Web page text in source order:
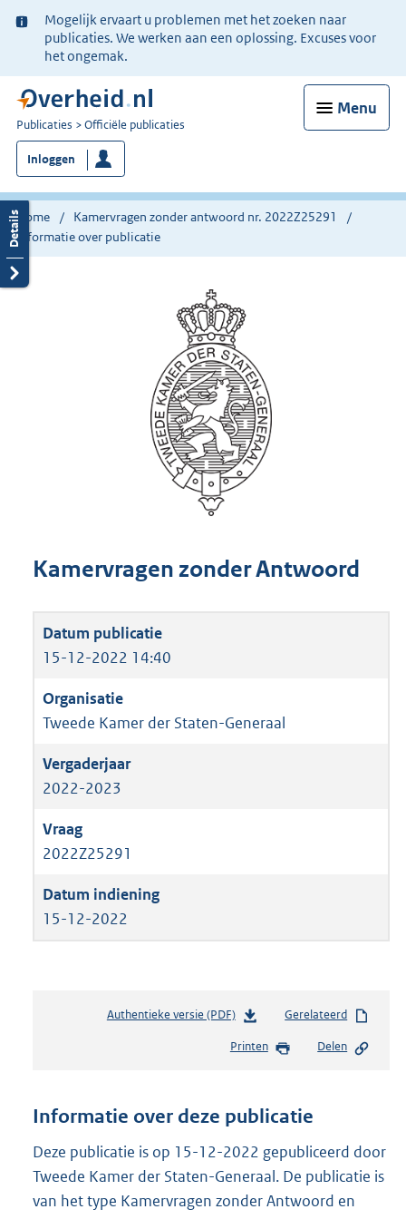
Ter
informatie:
Mogelijk ervaart u problemen met het zoeken naar
publicaties. We werken aan een oplossing. Excuses voor
het ongemak.
Menu
U
bent
nu
hier:
Publicaties Officiële publicaties
Inloggen
Home
Kamervragen zonder antwoord nr. 2022Z25291
Informatie over publicatie
Kamervragen zonder Antwoord
15-12-2022 14:40
Tweede Kamer der Staten-Generaal
2022-2023
2022Z25291
15-12-2022
Authentieke versie (PDF)b
s
n
s
r
o
Gerelateerd
Printen Delen
Informatie over deze publicatie
Deze publicatie is op 15-12-2022 gepubliceerd door
Tweede Kamer der Staten-Generaal. De publicatie is
van het type Kamervragen zonder Antwoord en